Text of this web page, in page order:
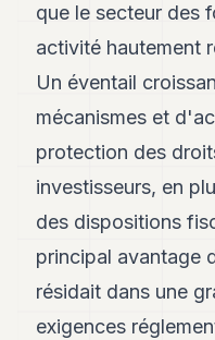
que le secteur des
activité hautement
Un éventail
mécanismes et
protection des
investisseurs, en
des dispositions
principal avantage
résidait dans une
exigences